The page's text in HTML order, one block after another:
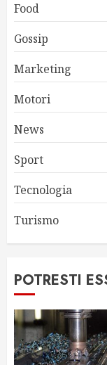
Food
Gossip
Marketing
Motori
News
Sport
Tecnologia
Turismo
POTRESTI